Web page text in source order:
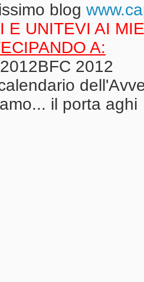
blog w
E UNITEVI AI
A:
2012
il porta aghi